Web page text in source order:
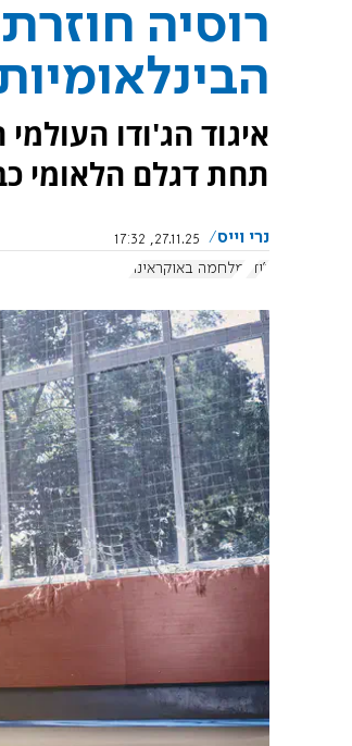
רוסיה
איגוד הג'ודו
תחת דגלם הלאומי
נרי וייס
27.11.25, 17:32
ג'ודו
מלחמה באוקראינה